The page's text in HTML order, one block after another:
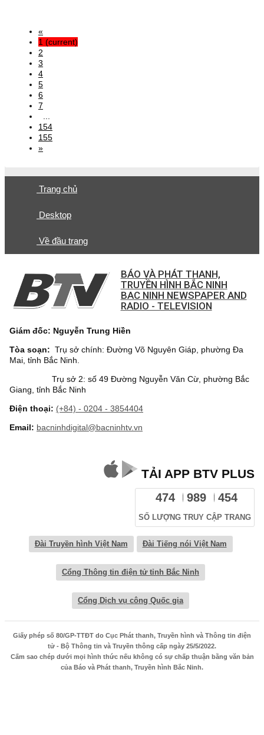
«
1 (current)
2
3
4
5
6
7
154
155
»
Trang chủ
Desktop
Về đầu trang
BÁO VÀ PHÁT THANH,
TRUYỀN HÌNH BẮC NINH
BAC NINH NEWSPAPER AND
RADIO - TELEVISION
Giám đốc: Nguyễn Trung Hiền
Tòa soạn: Trụ sở chính: Đường Võ Nguyên Giáp, phường Đa
Mai, tỉnh Bắc Ninh.
Trụ sở 2: số 49 Đường Nguyễn Văn Cừ, phường Bắc
Giang, tỉnh Bắc Ninh
Điện thoại: (+84) - 0204 - 3854404
Email: bacninhdigital@bacninhtv.vn
TẢI APP BTV PLUS
474 989 454
SỐ LƯỢNG TRUY CẬP TRANG
Đài Truyền hình Việt Nam Đài Tiếng nói Việt Nam
Cổng Thông tin điện tử tỉnh Bắc Ninh
Cổng Dịch vụ công Quốc gia
Giấy phép số 80/GP-TTĐT do Cục Phát thanh, Truyền hình và Thông tin điện
tử - Bộ Thông tin và Truyền thông cấp ngày 25/5/2022.
Cấm sao chép dưới mọi hình thức nếu không có sự chấp thuận bằng văn bản
của Báo và Phát thanh, Truyền hình Bắc Ninh.